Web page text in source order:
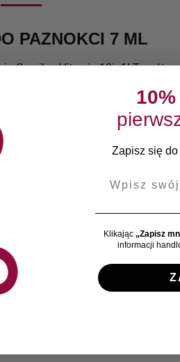
PAZNOKCI 7 ML
Semilac Vitamin 10in1! To
to gwarancja
na uszkodzenia mechaniczne.
i wapń. Te składniki wspierają
Zapisz się
Klikając „Zapisz
informacji